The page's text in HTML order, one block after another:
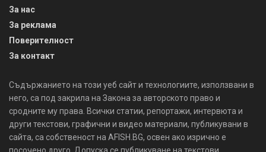
За нас
За реклама
Поверителност
За контакт
Съдържанието на този уеб сайт и технологиите, използвани в
него, са под закрила на Закона за авторското право и
сродните му права. Всички статии, репортажи, интервюта и
други текстови, графични и видео материали, публикувани в
сайта, са собственост на AFISH.BG, освен ако изрично е